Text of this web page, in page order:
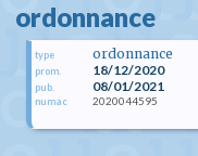
ordonnance
type ordonnance
prom. 18/12/2020
pub. 08/01/2021
numac 2020044595